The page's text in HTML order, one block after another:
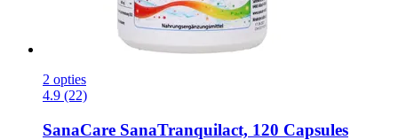
2 opties
4.9 (22)
SanaCare SanaTranquilact, 120 Capsules